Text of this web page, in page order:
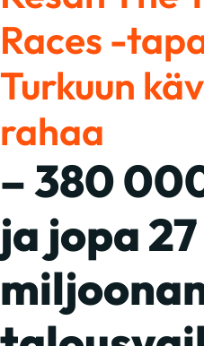
Races -
Turkuun
rahaa
– 380
ja jopa 27